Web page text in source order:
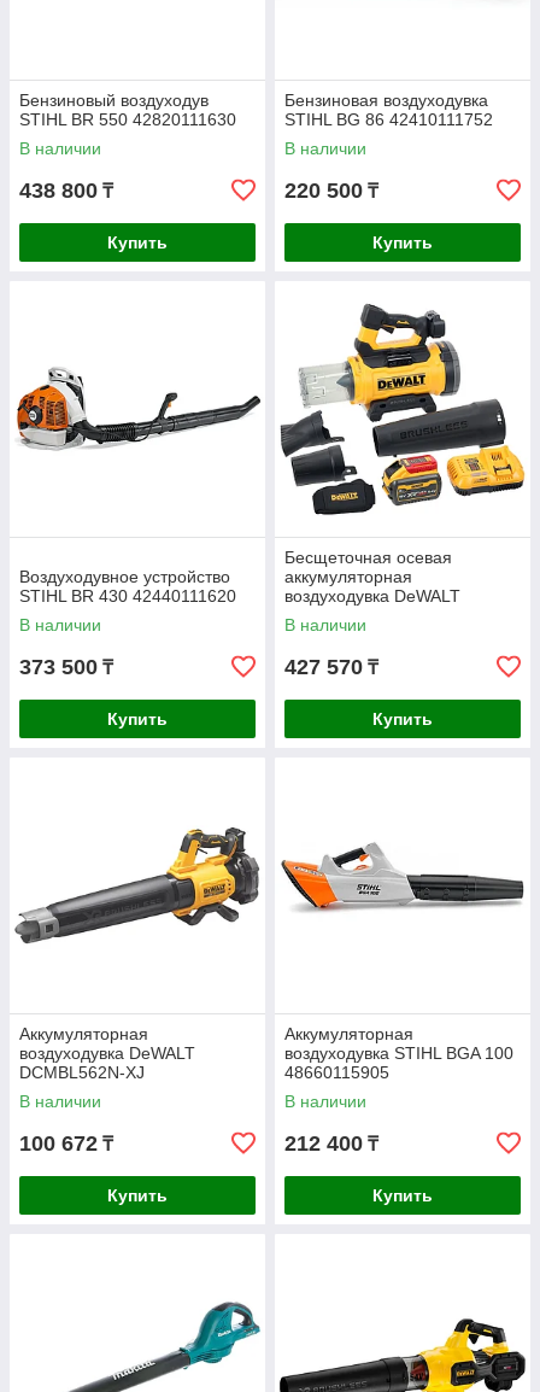
Бензиновый воздуходув
STIHL BR 550 42820111630
В наличии
438 800 ₸
Купить
Бензиновая воздуходувка
STIHL BG 86 42410111752
В наличии
220 500 ₸
Купить
Воздуходувное устройство
STIHL BR 430 42440111620
В наличии
373 500 ₸
Купить
Бесщеточная осевая
аккумуляторная
воздуходувка DeWALT
DCMBL777X1-QW
В наличии
427 570 ₸
Купить
Аккумуляторная
воздуходувка DeWALT
DCMBL562N-XJ
В наличии
100 672 ₸
Купить
Аккумуляторная
воздуходувка STIHL BGA 100
48660115905
В наличии
212 400 ₸
Купить